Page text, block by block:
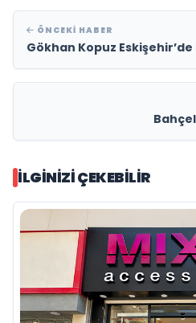
ÖNCEKI HABER
Gökhan Kopuz
İLGINIZI ÇEKEBILIR